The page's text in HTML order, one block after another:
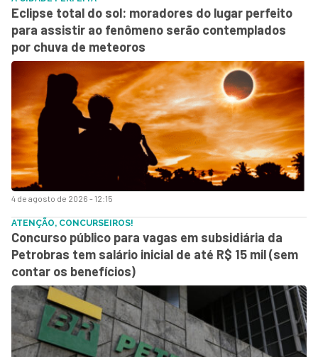
4 de agosto de 2026 - 12:15
Eclipse total do sol: moradores do lugar perfeito
para assistir ao fenômeno serão contemplados
por chuva de meteoros
ATENÇÃO, CONCURSEIROS!
Concurso público para vagas em subsidiária da
Petrobras tem salário inicial de até R$ 15 mil (sem
contar os benefícios)